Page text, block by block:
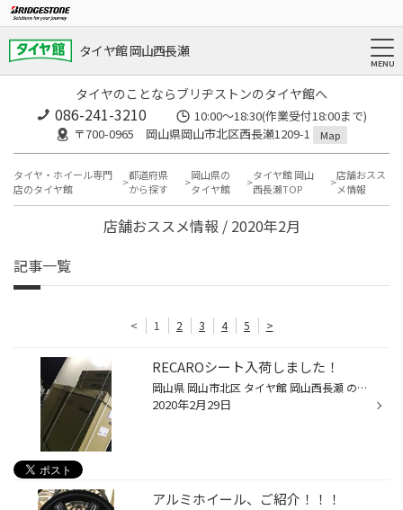
タイヤ館 岡山西長瀬
タイヤのことならブリヂストンのタイヤ館へ
086-241-3210
10:00〜18:30(作業受付18:00まで)
〒700-0965 岡山県岡山市北区西長瀬1209-1
Map
タイヤ・ホイール専門
店のタイヤ館
都道府県
から探す
岡山県の
タイヤ館
タイヤ館 岡山
西長瀬TOP
店舗おスス
メ情報
店舗おススメ情報 / 2020年2月
記事一覧
< 1 2 3 4 5 >
RECAROシート入荷しました！
岡山県 岡山市北区 タイヤ館 岡山西長瀬 の神崎です！！！ RECAROシート 包みだけでもかなりの迫力ですね！！！ シートカバー シート類も取り扱ってます！！！ ご相談からでも、承ります！
2020年2月29日
アルミホイール、ご紹介！！！